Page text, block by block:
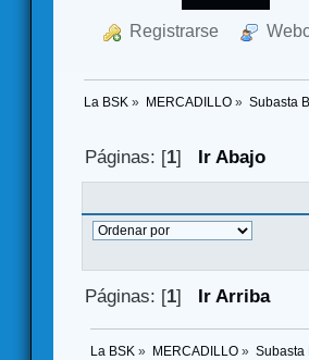
Registrarse
La BSK » MERCADILLO» Subasta
Páginas: [1]
Ir Abajo
Páginas: [1] Ir Arriba
La BSK » MERCADILLO» Subasta